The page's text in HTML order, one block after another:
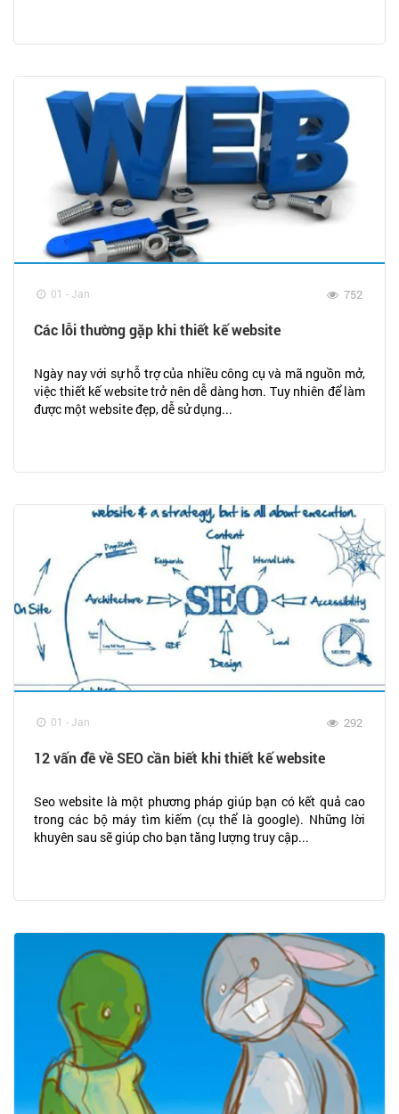
01 - Jan 752
Các lỗi thường gặp khi thiết kế website
Ngày nay với sự hỗ trợ của nhiều công cụ và mã nguồn mở,
việc thiết kế website trở nên dễ dàng hơn. Tuy nhiên để làm
được một website đẹp, dễ sử dụng...
01 - Jan 292
12 vấn đề về SEO cần biết khi thiết kế website
Seo website là một phương pháp giúp bạn có kết quả cao
trong các bộ máy tìm kiếm (cụ thể là google). Những lời
khuyên sau sẽ giúp cho bạn tăng lượng truy cập...